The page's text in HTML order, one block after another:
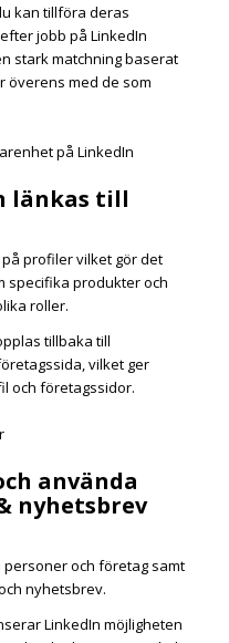
kan tillföra deras
jobb på LinkedIn
stark matchning baserat
överens med de som
länkas till
profiler vilket gör det
specifika produkter och
roller.
tillbaka till
vilket ger
och företagssidor.
använda
nyhetsbrev
och företag samt
nyhetsbrev.
LinkedIn möjligheten